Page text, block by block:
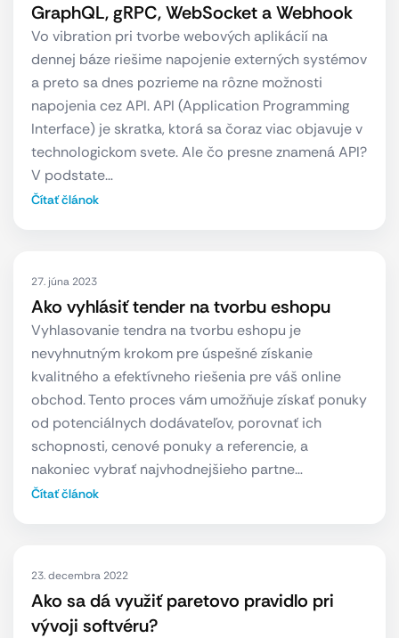
GraphQL, gRPC, WebSocket a Webhook
Vo vibration pri tvorbe webových aplikácií na
dennej báze riešime napojenie externých systémov
a preto sa dnes pozrieme na rôzne možnosti
napojenia cez API. API (Application Programming
Interface) je skratka, ktorá sa čoraz viac objavuje v
technologickom svete. Ale čo presne znamená API?
V podstate…
Čítať článok
27. júna 2023
Ako vyhlásiť tender na tvorbu eshopu
Vyhlasovanie tendra na tvorbu eshopu je
nevyhnutným krokom pre úspešné získanie
kvalitného a efektívneho riešenia pre váš online
obchod. Tento proces vám umožňuje získať ponuky
od potenciálnych dodávateľov, porovnať ich
schopnosti, cenové ponuky a referencie, a
nakoniec vybrať najvhodnejšieho partne…
Čítať článok
23. decembra 2022
Ako sa dá využiť paretovo pravidlo pri
vývoji softvéru?